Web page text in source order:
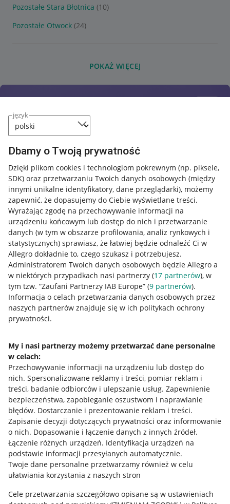
język
Dbamy o Twoją prywatność
Dzięki plikom cookies i technologiom pokrewnym (np. piksele,
SDK) oraz przetwarzaniu Twoich danych osobowych (między
innymi unikalne identyfikatory, dane przeglądarki), możemy
zapewnić, że dopasujemy do Ciebie wyświetlane treści.
Wyrażając zgodę na przechowywanie informacji na
urządzeniu końcowym lub dostęp do nich i przetwarzanie
danych (w tym w obszarze profilowania, analiz rynkowych i
statystycznych) sprawiasz, że łatwiej będzie odnaleźć Ci w
Allegro dokładnie to, czego szukasz i potrzebujesz.
Administratorem Twoich danych osobowych będzie Allegro a
w niektórych przypadkach nasi partnerzy (17 partnerów), w
tym tzw. “Zaufani Partnerzy IAB Europe” (9 partnerów).
Informacja o celach przetwarzania danych osobowych przez
naszych partnerów znajduje się w ich politykach ochrony
prywatności.
My i nasi partnerzy możemy przetwarzać dane personalne
w celach:
Przechowywanie informacji na urządzeniu lub dostęp do
nich. Spersonalizowane reklamy i treści, pomiar reklam i
treści, badanie odbiorców i ulepszanie usług. Zapewnienie
bezpieczeństwa, zapobieganie oszustwom i naprawianie
błędów. Dostarczanie i prezentowanie reklam i treści.
Zapisanie decyzji dotyczących prywatności oraz informowanie
o nich. Dopasowanie i łączenie danych z innych źródeł.
Łączenie różnych urządzeń. Identyfikacja urządzeń na
podstawie informacji przesyłanych automatycznie.
Twoje dane personalne przetwarzamy również w celu
ułatwiania korzystania z naszych stron
Cele przetwarzania szczegółowo opisane są w ustawieniach
Pozostałe Stara Błotnica (10)
Pozostałe Otwock (24)
POKAŻ WIĘCEJ
Przydatne informacje
Jak to działa
Allegro Gadane dla sprzedających
Allegro Gadane dla kupujących
Mapa miejscowości
Informacje prawne
Regulamin
Polityka plików "cookies"
Ustawienia plików "cookies"
Udostępnianie lokalizacji